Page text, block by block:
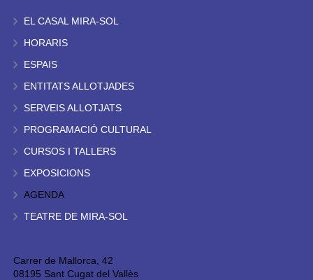
EL CASAL MIRA-SOL
HORARIS
ESPAIS
ENTITATS ALLOTJADES
SERVEIS ALLOTJATS
PROGRAMACIÓ CULTURAL
CURSOS I TALLERS
EXPOSICIONS
AGENDA
TEATRE DE MIRA-SOL
Carrer de Mallorca, 42
08195 Sant Cugat del Vallès